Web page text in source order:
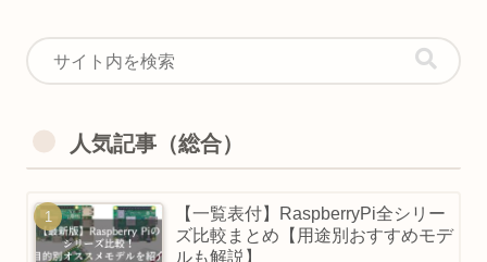
人気記事（総合）
【一覧表付】RaspberryPi全シリー
ズ比較まとめ【用途別おすすめモデ
ルも解説】